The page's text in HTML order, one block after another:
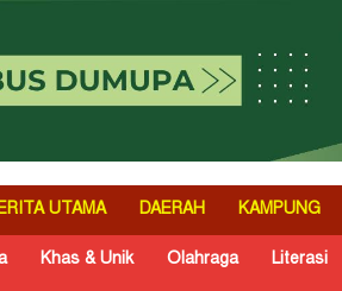
UTAMA DAERAH KAMPUNG
Khas & Unik Olahraga Literasi